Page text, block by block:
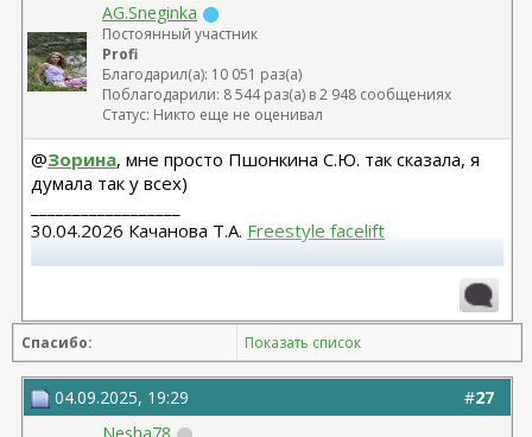
AG.Sneginka
Постоянный участник
Profi
Благодарил(а): 10 051 раз(а)
Поблагодарили: 8 544 раз(а) в 2 948 сообщениях
Статус: Никто еще не оценивал
@Зорина, мне просто Пшонкина С.Ю. так сказала, я
думала так у всех)
30.04.2026 Качанова Т.А. Freestyle facelift
Спасибо: Показать список
#27
04.09.2025, 19:29